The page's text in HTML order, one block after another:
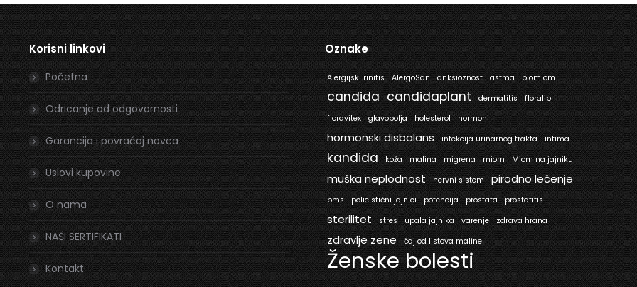
Korisni linkovi
Početna
Odricanje od odgovornosti
Garancija i povraćaj novca
Uslovi kupovine
O nama
NAŠI SERTIFIKATI
Kontakt
Oznake
Alergijski rinitis AlergoSan anksioznost astma biomiom
candida candidaplant dermatitis
floralip
floravitex
glavobolja holesterol hormoni
hormonski disbalans infekcija urinarnog trakta intima
kandida koža malina migrena miom Miom na jajniku
muška neplodnost nervni sistem pirodno lečenje
pms policistični jajnici potencija prostata prostatitis
sterilitet stres upala jajnika varenje zdrava hrana
zdravlje zene čaj od listova maline
Ženske bolesti